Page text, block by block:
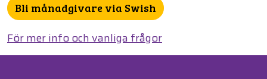
Bli månadgivare via Swish
För mer info och vanliga frågor